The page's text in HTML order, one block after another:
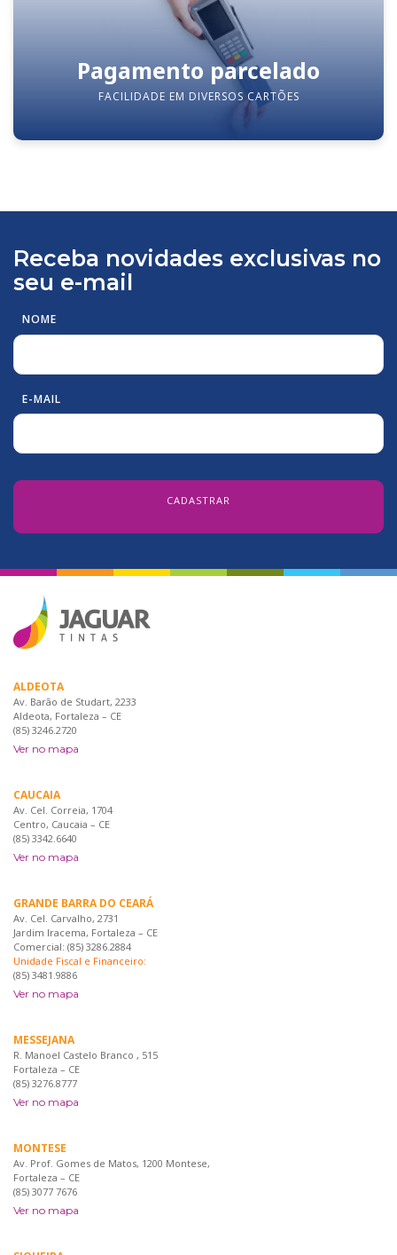
Pagamento parcelado
FACILIDADE EM DIVERSOS CARTÕES
Receba novidades exclusivas no
seu e-mail
NOME
E-MAIL
ALDEOTA
Av. Barão de Studart, 2233
Aldeota, Fortaleza – CE
(85) 3246.2720
Ver no mapa
CAUCAIA
Av. Cel. Correia, 1704
Centro, Caucaia – CE
(85) 3342.6640
Ver no mapa
GRANDE BARRA DO CEARÁ
Av. Cel. Carvalho, 2731
Jardim Iracema, Fortaleza – CE
Comercial: (85) 3286.2884
Unidade Fiscal e Financeiro:
(85) 3481.9886
Ver no mapa
MESSEJANA
R. Manoel Castelo Branco , 515
Fortaleza – CE
(85) 3276.8777
Ver no mapa
MONTESE
Av. Prof. Gomes de Matos, 1200 Montese,
Fortaleza – CE
(85) 3077 7676
Ver no mapa